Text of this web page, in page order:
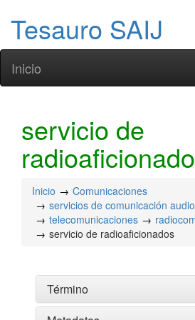
Tesauro SAIJ
Inicio
servicio de
Inicio
Comunicaciones
servicios de comunicación
telecomunicaciones
servicio de radioaficionados
Término